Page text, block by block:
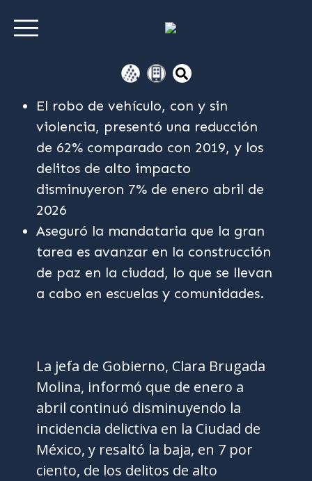
El robo de vehículo, con y sin
violencia, presentó una reducción
de 62% comparado con 2019, y los
delitos de alto impacto
disminuyeron 7% de enero abril de
2026
Aseguró la mandataria que la gran
tarea es avanzar en la construcción
de paz en la ciudad, lo que se llevan
a cabo en escuelas y comunidades.
La jefa de Gobierno, Clara Brugada
Molina, informó que de enero a
abril continuó disminuyendo la
incidencia delictiva en la Ciudad de
México, y resaltó la baja, en 7 por
ciento, de los delitos de alto